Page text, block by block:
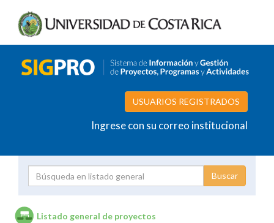
USUARIOS REGISTRADOS
Ingrese con su correo institucional
Listado general de proyectos